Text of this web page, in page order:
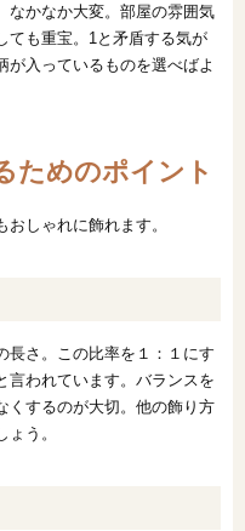
なかなか大変。部屋の雰囲気
ても重宝。1と矛盾する気が
が入っているものを選べばよ
ためのポイント
しゃれに飾れます。
長さ。この比率を１：１にす
言われています。バランスを
くするのが大切。他の飾り方
う。